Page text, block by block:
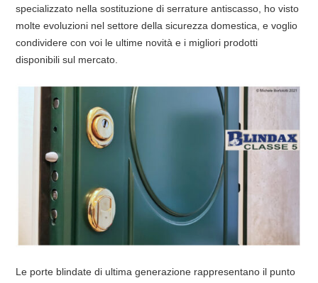
specializzato nella sostituzione di serrature antiscasso, ho visto
molte evoluzioni nel settore della sicurezza domestica, e voglio
condividere con voi le ultime novità e i migliori prodotti
disponibili sul mercato.
Le porte blindate di ultima generazione rappresentano il punto